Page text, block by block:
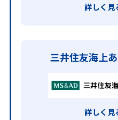
詳しく見
三井住友海上
詳しく見